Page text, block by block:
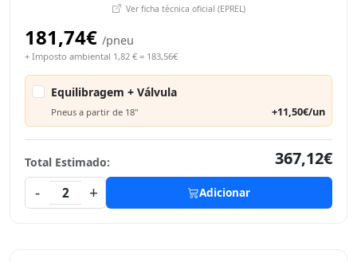
Ver ficha técnica oficial (EPREL)
181,74€ /pneu
+ Imposto ambiental 1,82 € = 183,56€
Equilibragem + Válvula
Pneus a partir de 18" +11,50€/un
Total Estimado:
367,12€
-
2 + Adicionar